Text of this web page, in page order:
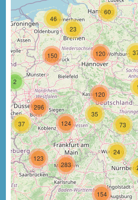
23
46
35
120
120
73
60
37
2
150
296
24
124
123
154
283